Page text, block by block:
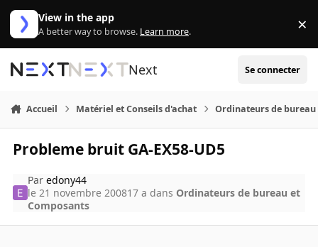
Aller au contenu
View in the app
A better way to browse. Learn more. ×
Next Se connecter
Accueil Matériel et Conseils d'achat Ordinateurs de bureau
Probleme bruit GA-EX58-UD5
Paredony44
le 21 novembre 200817 a dans Ordinateurs de bureau et
Composants